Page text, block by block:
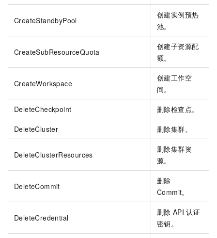
CreateStandbyPool
创建实例预热
池。
CreateSubResourceQuota
创建子资源配
额。
CreateWorkspace
创建工作空
间。
DeleteCheckpoint 删除检查点。
DeleteCluster 删除集群。
DeleteClusterResources
删除集群资
源。
DeleteCommit
删除
Commit。
DeleteCredential
删除 API 认证
密钥。